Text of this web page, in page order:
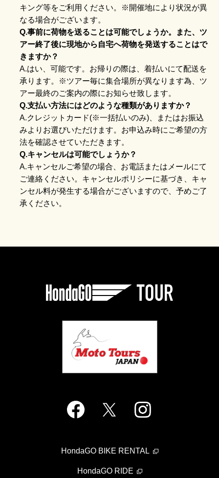
キング等をご利用ください。※開催地により状況が異
なる場合がございます。
Q.事前に荷物を送ることは可能でしょうか。また、ツ
アー終了後に現地から自宅へ荷物を発送することはで
きますか？
A.はい、可能です。お帰りの際は、着払いにて配送を
承ります。※ツアー毎に集合場所が異なります為、ツ
アー最終のご案内の際にお知らせ致します。
Q.支払い方法にはどのような種類がありますか？
A.クレジットカード(※一括払いのみ)、またはお振込
みよりお選びいただけます。お申込み時にご希望の方
法を確認させていただきます。
Q.キャンセルは可能でしょうか？
A.キャンセルご希望の場合、お電話またはメールにて
ご連絡ください。キャンセルポリシーに基づき、キャ
ンセル料が発生する場合がございますので、予めご了
承ください。
HondaGO BIKE RENTAL
HondaGO RIDE